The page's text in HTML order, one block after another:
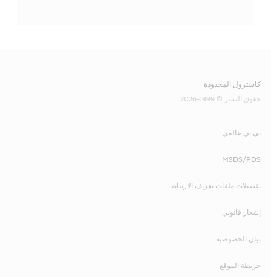
كاسترول المحدودة
حقوق النشر © 1999-2026
بي بي عالمي
MSDS/PDS
تفضيلات ملفات تعريف الارتباط
إشعار قانوني
بيان الخصوصية
خريطة الموقع